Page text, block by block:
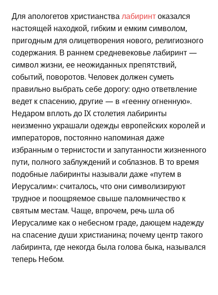
Для апологетов христианства лабиринт оказался
настоящей находкой, гибким и емким символом,
пригодным для олицетворения нового, религиозного
содержания. В раннем средневековье лабиринт —
символ жизни, ее неожиданных препятствий,
событий, поворотов. Человек должен суметь
правильно выбрать себе дорогу: одно ответвление
ведет к спасению, другие — в «геенну огненную».
Недаром вплоть до IX столетия лабиринты
неизменно украшали одежды европейских королей и
императоров, постоянно напоминая даже
избранным о тернистости и запутанности жизненного
пути, полного заблуждений и соблазнов. В то время
подобные лабиринты называли даже «путем в
Иерусалим»: считалось, что они символизируют
трудное и поощряемое свыше паломничество к
святым местам. Чаще, впрочем, речь шла об
Иерусалиме как о небесном граде, дающем надежду
на спасение души христианина; почему центр такого
лабиринта, где некогда была голова быка, назывался
теперь Небом.